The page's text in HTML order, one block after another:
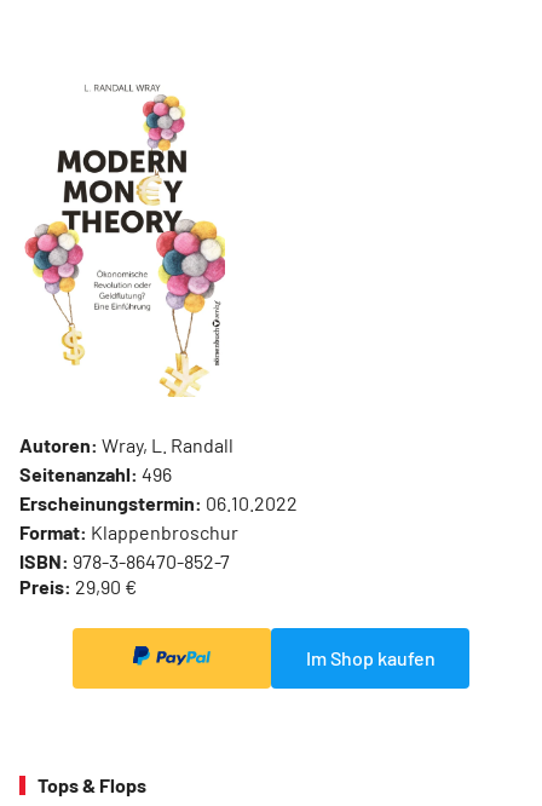
Autoren: Wray, L. Randall
Seitenanzahl: 496
Erscheinungstermin: 06.10.2022
Format: Klappenbroschur
ISBN: 978-3-86470-852-7
Preis: 29,90 €
Im Shop kaufen
Tops & Flops